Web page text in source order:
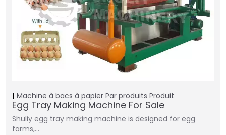
Machine à bacs à papier Par produits Produit
Egg Tray Making Machine For Sale
Shuliy egg tray making machine is designed for egg
farms,…